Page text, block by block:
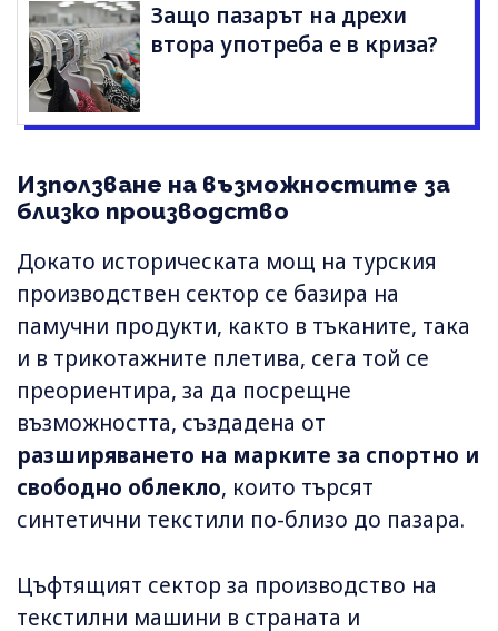
Защо пазарът на дрехи
втора употреба е в криза?
Използване на възможностите за
близко производство
Докато историческата мощ на турския
производствен сектор се базира на
памучни продукти, както в тъканите, така
и в трикотажните плетива, сега той се
преориентира, за да посрещне
възможността, създадена от
разширяването на марките за спортно и
свободно облекло, които търсят
синтетични текстили по-близо до пазара.
Цъфтящият сектор за производство на
текстилни машини в страната и